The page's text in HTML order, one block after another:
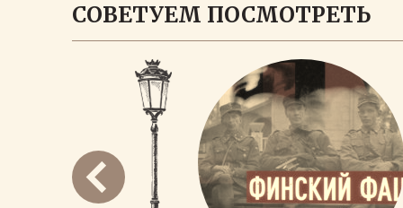
СОВЕТУЕМ ПОСМОТРЕТЬ